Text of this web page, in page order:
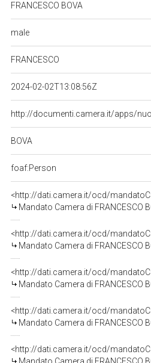
FRANCESCO BOVA
male
FRANCESCO
2024-02-02T13:08:56Z
http://documenti.camera.it/apps/
BOVA
foaf:Person
<http://dati.camera.it/ocd/
Mandato Camera di FRANCESCO
<http://dati.camera.it/ocd/
Mandato Camera di FRANCESCO
<http://dati.camera.it/ocd/
Mandato Camera di FRANCESCO
<http://dati.camera.it/ocd/
Mandato Camera di FRANCESCO
<http://dati.camera.it/ocd/